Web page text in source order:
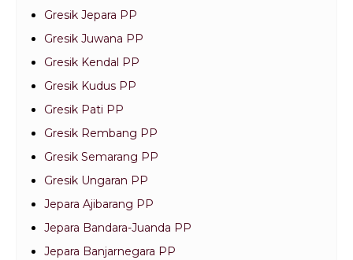
Gresik Jepara PP
Gresik Juwana PP
Gresik Kendal PP
Gresik Kudus PP
Gresik Pati PP
Gresik Rembang PP
Gresik Semarang PP
Gresik Ungaran PP
Jepara Ajibarang PP
Jepara Bandara-Juanda PP
Jepara Banjarnegara PP